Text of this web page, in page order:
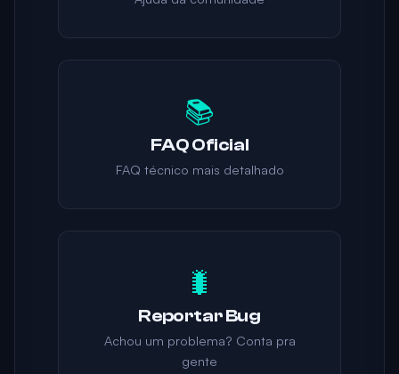
📚
FAQ Oficial
FAQ técnico mais detalhado
🐛
Reportar Bug
Achou um problema? Conta pra
gente